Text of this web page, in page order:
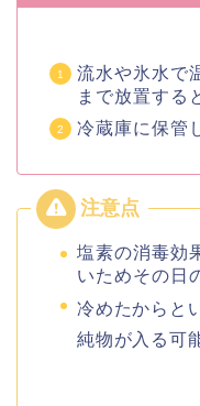
流水や氷水で
まで放置する
冷蔵庫に保管
塩素の消毒効
いためその日
冷めたからと
純物が入る可